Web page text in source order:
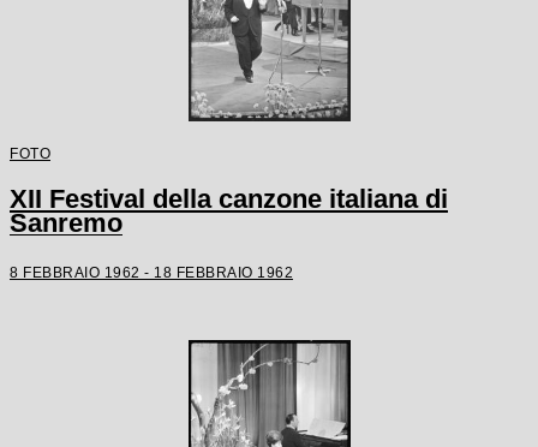
FOTO
XII Festival della canzone italiana di
Sanremo
8 FEBBRAIO 1962 - 18 FEBBRAIO 1962